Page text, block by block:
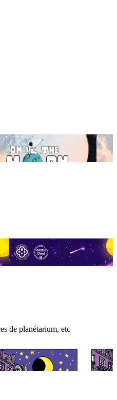
de planétarium, etc